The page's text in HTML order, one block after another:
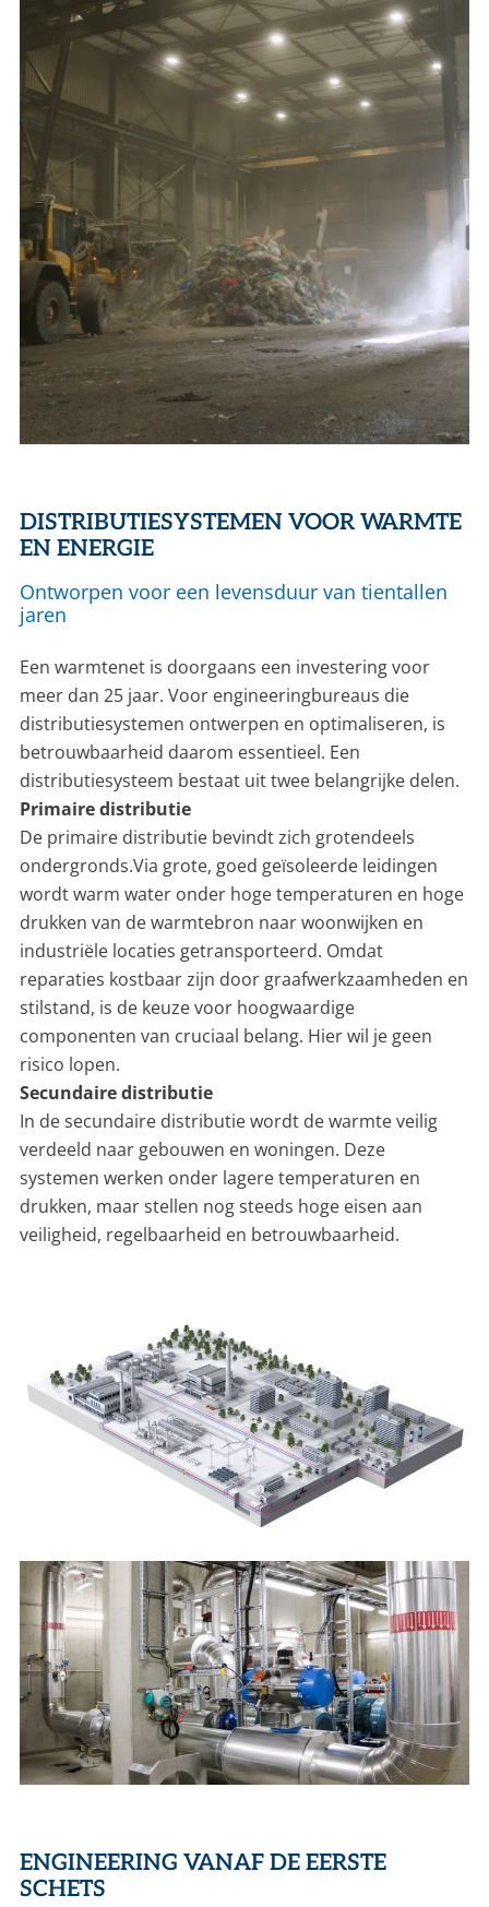
DISTRIBUTIESYSTEMEN VOOR WARMTE
EN ENERGIE
Ontworpen voor een levensduur van tientallen
jaren
Een warmtenet is doorgaans een investering voor
meer dan 25 jaar. Voor engineeringbureaus die
distributiesystemen ontwerpen en optimaliseren, is
betrouwbaarheid daarom essentieel. Een
distributiesysteem bestaat uit twee belangrijke delen.
Primaire distributie
De primaire distributie bevindt zich grotendeels
ondergronds.Via grote, goed geïsoleerde leidingen
wordt warm water onder hoge temperaturen en hoge
drukken van de warmtebron naar woonwijken en
industriële locaties getransporteerd. Omdat
reparaties kostbaar zijn door graafwerkzaamheden en
stilstand, is de keuze voor hoogwaardige
componenten van cruciaal belang. Hier wil je geen
risico lopen.
Secundaire distributie
In de secundaire distributie wordt de warmte veilig
verdeeld naar gebouwen en woningen. Deze
systemen werken onder lagere temperaturen en
drukken, maar stellen nog steeds hoge eisen aan
veiligheid, regelbaarheid en betrouwbaarheid.
ENGINEERING VANAF DE EERSTE
SCHETS